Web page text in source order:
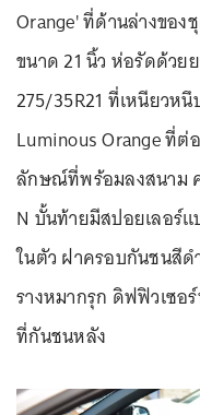
Orange' ที่ด้านล่างขอ
ขนาด 21 นิ้ว ห่อรัดด้วย
275/35R21 ที่เหนียวห
Luminous Orange ที่ต่
ลักษณ์ที่พร้อมลงสนาม
N บั้นท้ายมีสปอยเลอร์
ในตัว ฝาครอบกันชนสี
รางหมากรุก ดิฟฟิวเซอ
ที่กันชนหลัง